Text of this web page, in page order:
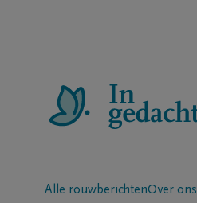
Alle rouwberichtenOver ons